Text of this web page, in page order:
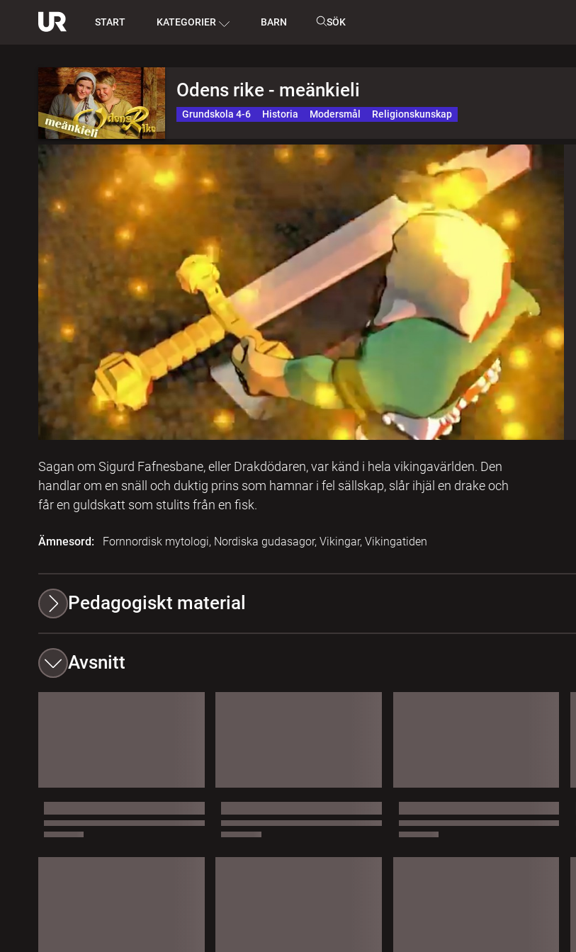
START KATEGORIER BARN SÖK
Odens rike - meänkieli
Grundskola 4-6 Historia Modersmål Religionskunskap
Sagan om Sigurd Fafnesbane, eller Drakdödaren, var känd i hela vikingavärlden. Den
handlar om en snäll och duktig prins som hamnar i fel sällskap, slår ihjäl en drake och
får en guldskatt som stulits från en fisk.
Ämnesord: Fornnordisk mytologi, Nordiska gudasagor, Vikingar, Vikingatiden
Pedagogiskt material
Avsnitt